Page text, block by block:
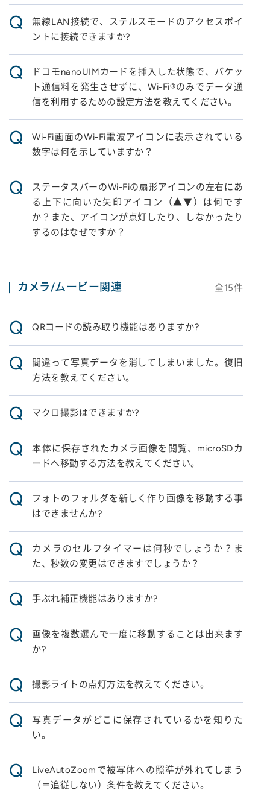
Q
無線LAN接続で、ステルスモードのアクセスポイ
ントに接続できますか?
Q
ドコモnanoUIMカードを挿入した状態で、パケッ
ト通信料を発生させずに、Wi-Fi®のみでデータ通
信を利用するための設定方法を教えてください。
Q
Wi-Fi画面のWi-Fi電波アイコンに表示されている
数字は何を示していますか？
Q
ステータスバーのWi-Fiの扇形アイコンの左右にあ
る上下に向いた矢印アイコン（▲▼）は何です
か？また、アイコンが点灯したり、しなかったり
するのはなぜですか？
カメラ/ムービー関連 全15件
Q QRコードの読み取り機能はありますか?
Q
間違って写真データを消してしまいました。復旧
方法を教えてください。
Q マクロ撮影はできますか?
Q
本体に保存されたカメラ画像を閲覧、microSDカ
ードへ移動する方法を教えてください。
Q
フォトのフォルダを新しく作り画像を移動する事
はできませんか?
Q
カメラのセルフタイマーは何秒でしょうか？ま
た、秒数の変更はできますでしょうか？
Q 手ぶれ補正機能はありますか?
Q
画像を複数選んで一度に移動することは出来ます
か?
Q 撮影ライトの点灯方法を教えてください。
Q
写真データがどこに保存されているかを知りた
い。
Q
LiveAutoZoomで被写体への照準が外れてしまう
（＝追従しない）条件を教えてください。